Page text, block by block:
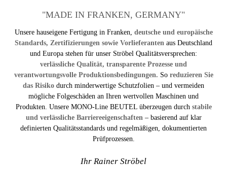
"MADE IN FRANKEN, GERMANY"
Unsere hauseigene Fertigung in Franken, deutsche und europäische
Standards, Zertifizierungen sowie Vorlieferanten aus Deutschland
und Europa stehen für unser Ströbel Qualitätsversprechen:
verlässliche Qualität, transparente Prozesse und
verantwortungsvolle Produktionsbedingungen. So reduzieren Sie
das Risiko durch minderwertige Schutzfolien – und vermeiden
mögliche Folgeschäden an Ihren wertvollen Maschinen und
Produkten. Unsere MONO-Line BEUTEL überzeugen durch stabile
und verlässliche Barriereeigenschaften– basierend auf klar
definierten Qualitätsstandards und regelmäßigen, dokumentierten
Prüfprozessen.
Ihr Rainer Ströbel